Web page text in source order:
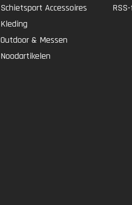
Schietsport Accessoires
Kleding
Outdoor & Messen
Noodartikelen